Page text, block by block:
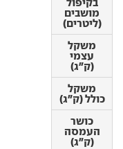
מושבים
(ליטרים)
משקל
עצמי
(ק"ג)
משקל
כולל (ק"ג)
כושר
העמסה
(ק"ג)
מושבים
(ליטרים)
משקל
עצמי
(ק"ג)
משקל
כולל (ק"ג)
כושר
העמסה
(ק"ג)